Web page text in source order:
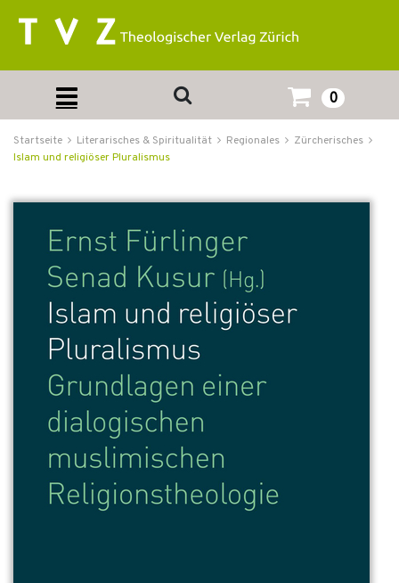
0
Startseite Literarisches & Spiritualität Regionales
Zürcherisches
Islam und religiöser Pluralismus